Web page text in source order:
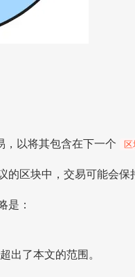
，以将其包含在下一个 区
区块中，交易可能会保
是：
出了本文的范围。